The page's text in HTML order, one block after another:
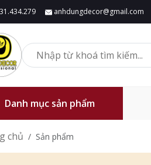
anhdungdecor@gmail.com
Danh mục sản phẩm
chủ Sản phẩm